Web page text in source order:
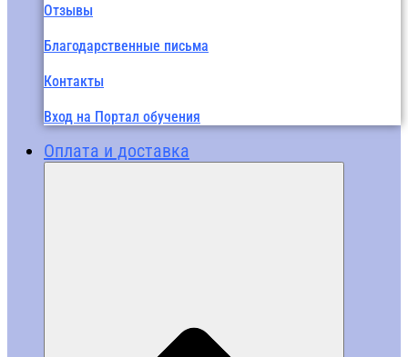
Отзывы
Благодарственные письма
Контакты
Вход на Портал обучения
Оплата и доставка